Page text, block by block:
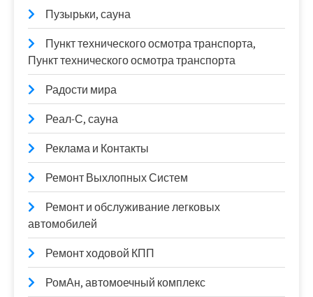
Пузырьки, сауна
Пункт технического осмотра транспорта,
Пункт технического осмотра транспорта
Радости мира
Реал-С, сауна
Реклама и Контакты
Ремонт Выхлопных Систем
Ремонт и обслуживание легковых
автомобилей
Ремонт ходовой КПП
РомАн, автомоечный комплекс